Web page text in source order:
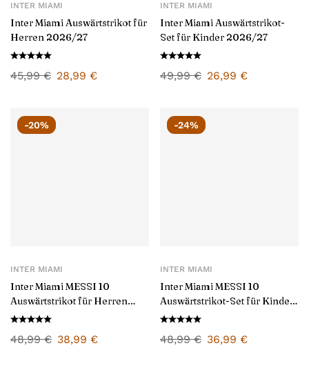
INTER MIAMI
Inter Miami Auswärtstrikot für
Herren 2026/27
45,99€ 28,99 €
INTER MIAMI
Inter Miami Auswärtstrikot-
Set für Kinder 2026/27
49,99€ 26,99 €
-20%
INTER MIAMI
Inter Miami MESSI 10
Auswärtstrikot für Herren
2026/27
48,99€ 38,99 €
-24%
INTER MIAMI
Inter Miami MESSI 10
Auswärtstrikot-Set für Kinder
2026/27
48,99€ 36,99 €